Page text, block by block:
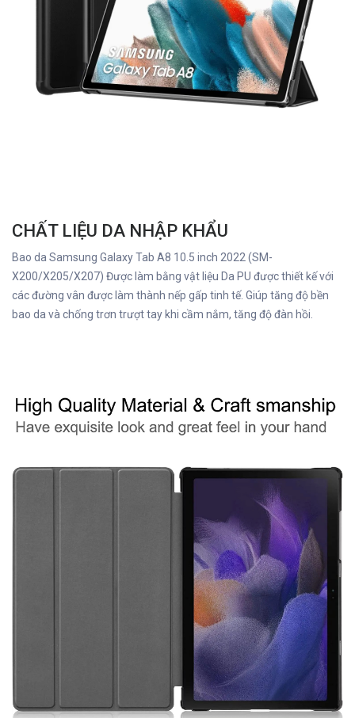
CHẤT LIỆU DA NHẬP KHẨU
Bao da Samsung Galaxy Tab A8 10.5 inch 2022 (SM-
X200/X205/X207) Được làm bằng vật liệu Da PU được thiết kế với
các đường vân được làm thành nếp gấp tinh tế. Giúp tăng độ bền
bao da và chống trơn trượt tay khi cầm nắm, tăng độ đàn hồi.